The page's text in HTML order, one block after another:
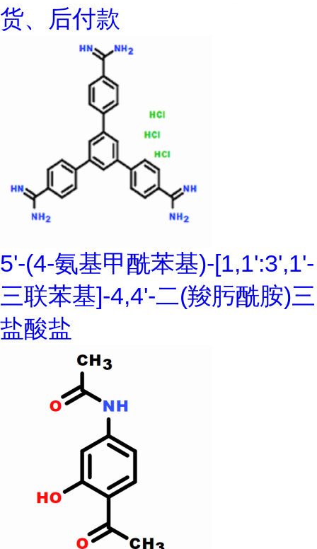
货、后付款
5'-(4-氨基甲酰苯基)-[1,1':3',1'-
三联苯基]-4,4'-二(羧肟酰胺)三
盐酸盐